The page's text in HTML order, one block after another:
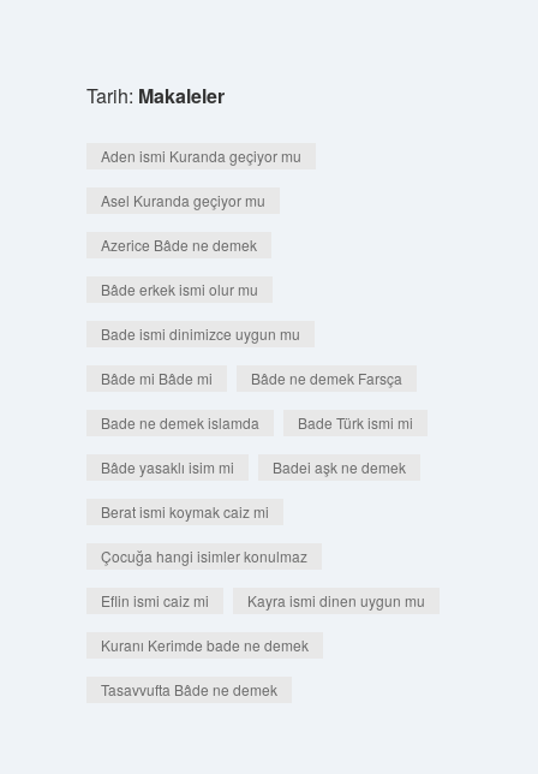
Tarih: Makaleler
Aden ismi Kuranda geçiyor mu
Asel Kuranda geçiyor mu
Azerice Bâde ne demek
Bâde erkek ismi olur mu
Bade ismi dinimizce uygun mu
Bâde mi Bâde mi Bâde ne demek Farsça
Bade ne demek islamda Bade Türk ismi mi
Bâde yasaklı isim mi Badei aşk ne demek
Berat ismi koymak caiz mi
Çocuğa hangi isimler konulmaz
Eflin ismi caiz mi Kayra ismi dinen uygun mu
Kuranı Kerimde bade ne demek
Tasavvufta Bâde ne demek